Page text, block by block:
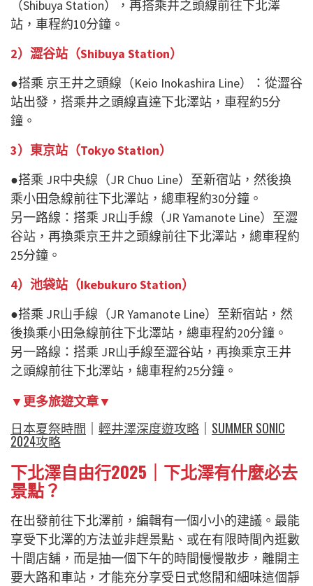
（Shibuya Station），再搭乘井之頭線前往下北澤
站，車程約10分鐘。
2）澀谷站（Shibuya Station）
●搭乘 京王井之頭線（Keio Inokashira Line）：從澀谷
站出發，搭乘井之頭線直達下北澤站，車程約5分
鐘。
3）東京站（Tokyo Station）
●搭乘 JR中央線（JR Chuo Line）至新宿站，然後換
乘小田急線前往下北澤站，總車程約30分鐘。
另一路線：搭乘 JR山手線（JR Yamanote Line）至澀
谷站，再換乘京王井之頭線前往下北澤站，總車程約
25分鐘。
4）池袋站（Ikebukuro Station）
●搭乘 JR山手線（JR Yamanote Line）至新宿站，然
後換乘小田急線前往下北澤站，總車程約20分鐘。
另一路線：搭乘 JR山手線至澀谷站，再換乘京王井
之頭線前往下北澤站，總車程約25分鐘。
▼更多旅遊文章▼
日本夏祭時間 ｜ 輕井澤深度遊攻略 ｜ SUMMER SONIC
2024攻略
下北澤自由行2025｜下北澤有什麼必去
景點？
在出發前往下北澤前，編輯有一個小小的建議。最能
享受下北澤的方法並非趕景點、或在有限時間內逛數
十間店舖，而是抽一個下午的時間慢慢散步，離開主
要大路和車站，才能充分享受日式悠閒和細味這個靜